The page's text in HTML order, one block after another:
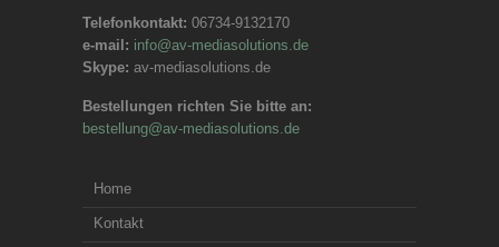
Telefonkontakt: 06734-9132170
e-mail: info@av-mediasolutions.de
Skype: av-mediasolutions.de
Bestellungen richten Sie bitte an:
bestellung@av-mediasolutions.de
Home
Kontakt